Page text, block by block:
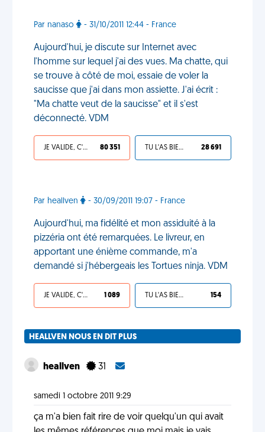
Par nanaso - 31/10/2011 12:44 - France
Aujourd'hui, je discute sur Internet avec
l'homme sur lequel j'ai des vues. Ma chatte, qui
se trouve à côté de moi, essaie de voler la
saucisse que j'ai dans mon assiette. J'ai écrit :
"Ma chatte veut de la saucisse" et il s'est
déconnecté. VDM
JE VALIDE, C'EST UNE VDM 80 351 TU L'AS BIEN MÉRITÉ 28 691
Par heallven - 30/09/2011 19:07 - France
Aujourd'hui, ma fidélité et mon assiduité à la
pizzéria ont été remarquées. Le livreur, en
apportant une énième commande, m'a
demandé si j'hébergeais les Tortues ninja. VDM
JE VALIDE, C'EST UNE VDM 1 089 TU L'AS BIEN MÉRITÉ 154
HEALLVEN NOUS EN DIT PLUS
heallven 31
samedi 1 octobre 2011 9:29
ça m'a bien fait rire de voir quelqu'un qui avait